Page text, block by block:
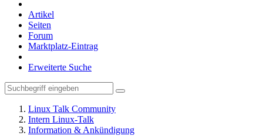
Artikel
Seiten
Forum
Marktplatz-Eintrag
Erweiterte Suche
Linux Talk Community
Intern Linux-Talk
Information & Ankündigung